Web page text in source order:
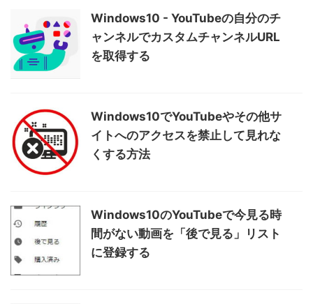
Windows10 - YouTubeの自分のチ
ャンネルでカスタムチャンネルURL
を取得する
Windows10でYouTubeやその他サ
イトへのアクセスを禁止して見れな
くする方法
Windows10のYouTubeで今見る時
間がない動画を「後で見る」リスト
に登録する